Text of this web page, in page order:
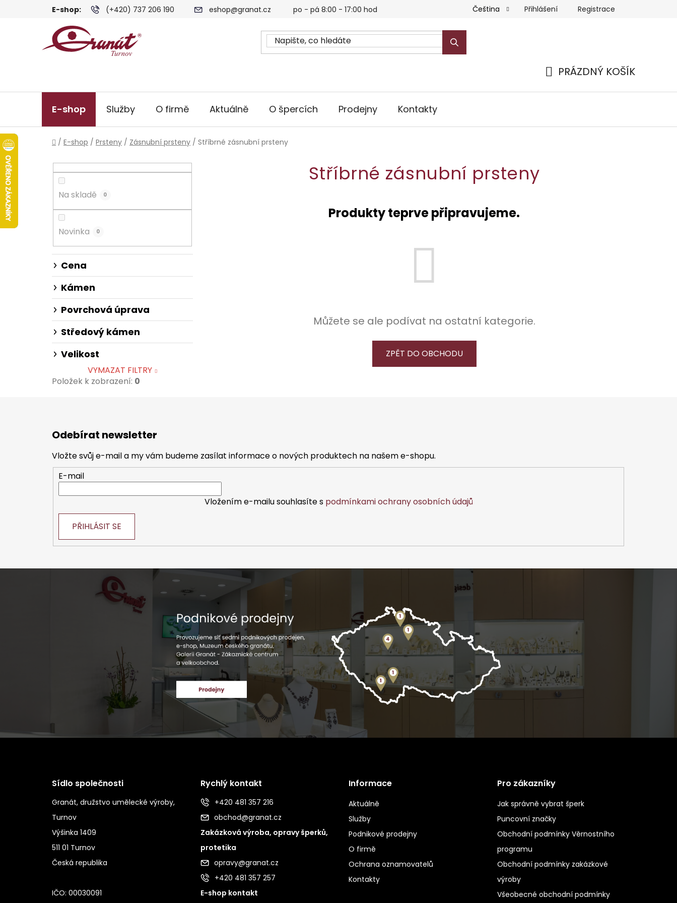
E-shop: (+420) 737 206 190 eshop@granat.cz po - pá 8:00 - 17:00 hod Čeština Přihlášení Registrace
PRÁZDNÝ KOŠÍK
E-shop Služby O firmě Aktuálně O špercích Prodejny Kontakty
Domů
/ E-shop / Prsteny / Zásnubní prsteny / Stříbrné zásnubní prsteny
Na skladě 0
Novinka 0
Cena
Kámen
Povrchová úprava
Středový kámen
Velikost
VYMAZAT FILTRY
Položek k zobrazení: 0
Stříbrné zásnubní prsteny
Produkty teprve připravujeme.
Můžete se ale podívat na ostatní kategorie.
ZPĚT DO OBCHODU
Odebírat newsletter
Vložte svůj e-mail a my vám budeme zasílat informace o nových produktech na našem e-shopu.
E-mail
Vložením e-mailu souhlasíte s podmínkami ochrany osobních údajů
PŘIHLÁSIT SE
Sídlo společnosti
Granát, družstvo umělecké výroby,
Turnov
Výšinka 1409
511 01 Turnov
Česká republika
IČO: 00030091
Rychlý kontakt
+420 481 357 216
obchod@granat.cz
Zakázková výroba, opravy šperků,
protetika
opravy@granat.cz
+420 481 357 257
E-shop kontakt
Informace
Aktuálně
Služby
Podnikové prodejny
O firmě
Ochrana oznamovatelů
Kontakty
Pro zákazníky
Jak správně vybrat šperk
Puncovní značky
Obchodní podmínky Věrnostního
programu
Obchodní podmínky zakázkové
výroby
Všeobecné obchodní podmínky